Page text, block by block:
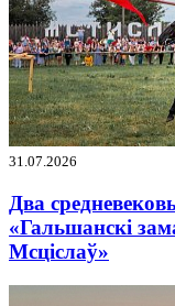
31.07.2026
Два
«Гальшанскі
Мсціслаў»